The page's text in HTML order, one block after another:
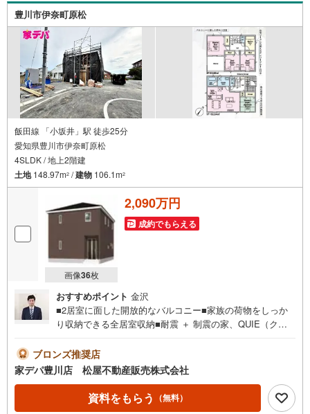
ス用意しております。ぜひご家族そろってご来場くださ
い。・営業時間 午前9時00分～午後6時30分 （定休日:水曜
日）この時間帯はお電話でのお問い合わせがスムーズにご
案内できます。右下の電話ボタンをタッチ！もしくはお気
軽にお電話ください。
豊川市伊奈町原松
飯田線 「小坂井」駅 徒歩25分
愛知県豊川市伊奈町原松
4SLDK / 地上2階建
土地148.97m2 /建物 106.1m2
画像36枚
2,090万円
成約でもらえる
おすすめポイント 金沢
■2居室に面した開放的なバルコニー■家族の荷物をしっか
り収納できる全居室収納■耐震 ＋ 制震の家、QUIE（クワ
洋風和室はリビングの隣 ・テレワークルームとしても活
用可能な3帖の納戸完備●家デパ 松屋不動産販売 のつよみ
●・豊橋市・豊川市・知立市・浜松市の4店舗営業中！三河
エリア・遠州エリアの物件ならおまかせください。新築戸
建、中古戸建、中古マンション、土地をお客様のご希望に
ブロンズ推奨店
家デパ豊川店 松屋不動産販売株式会社
資料をもらう （無料）